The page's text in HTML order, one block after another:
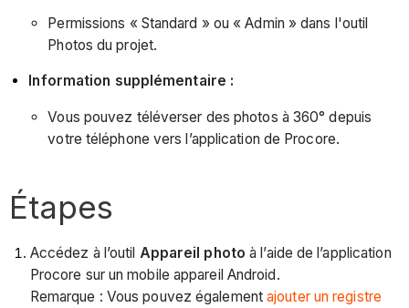
Permissions « Standard » ou « Admin » dans l'outil
Photos du projet.
Information supplémentaire :
Vous pouvez téléverser des photos à 360° depuis
votre téléphone vers l’application de Procore.
Étapes
Accédez à l’outil Appareil photo à l’aide de l’application
Procore sur un mobile appareil Android.
Remarque : Vous pouvez égalementajouter un registre